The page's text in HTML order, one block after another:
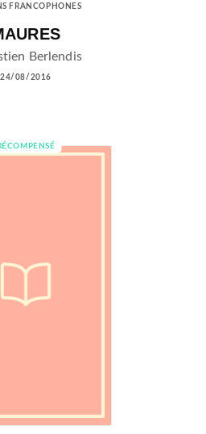
FRANCOPHONES
Berlendis
24/08/2016